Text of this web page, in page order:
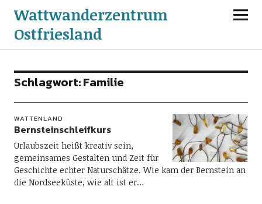
Wattwanderzentrum
Ostfriesland
Schlagwort:Familie
WATTENLAND
Bernsteinschleifkurs
Urlaubszeit heißt kreativ sein,
gemeinsames Gestalten und Zeit für
Geschichte echter Naturschätze. Wie kam der Bernstein an
die Nordseeküste, wie alt ist er…